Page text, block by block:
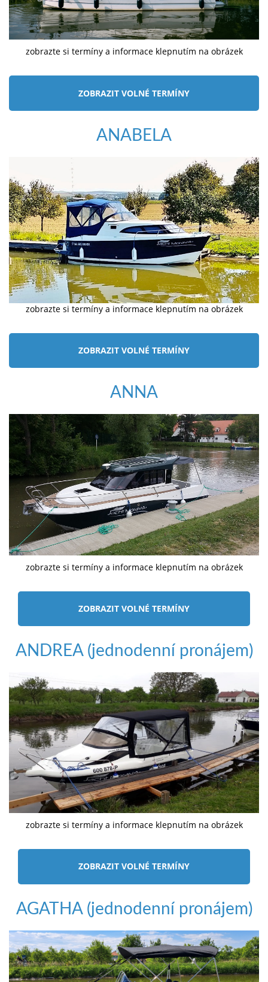
zobrazte si termíny a informace klepnutím na obrázek
ZOBRAZIT VOLNÉ TERMÍNY
ANABELA
zobrazte si termíny a informace klepnutím na obrázek
ZOBRAZIT VOLNÉ TERMÍNY
ANNA
zobrazte si termíny a informace klepnutím na obrázek
ZOBRAZIT VOLNÉ TERMÍNY
ANDREA (jednodenní pronájem)
zobrazte si termíny a informace klepnutím na obrázek
ZOBRAZIT VOLNÉ TERMÍNY
AGATHA (jednodenní pronájem)